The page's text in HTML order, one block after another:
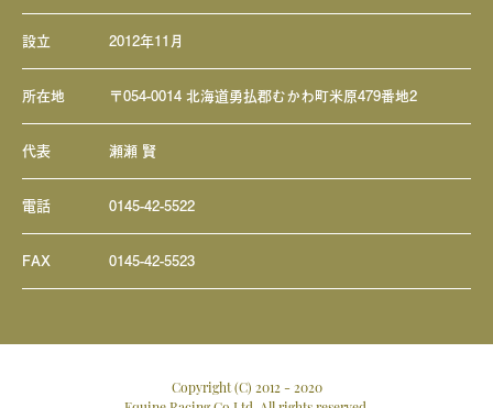
設立 2012年11月
所在地 〒054-0014 北海道勇払郡むかわ町米原479番地2
代表 瀬瀬 賢
電話 0145-42-5522
FAX 0145-42-5523
Copyright (C) 2012 - 2020